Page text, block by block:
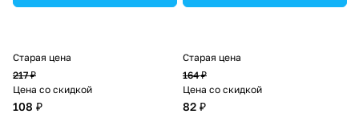
Старая цена
217 ₽
Цена со скидкой
108 ₽
Старая цена
164 ₽
Цена со скидкой
82 ₽